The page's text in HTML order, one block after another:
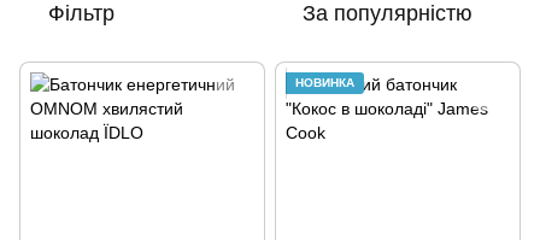
Фільтр За популярністю
НОВИНКА